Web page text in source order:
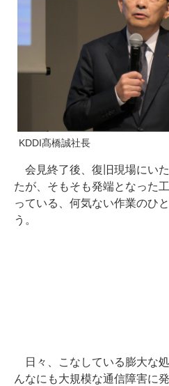
KDDI髙橋誠社長
会見終了後、復旧現場にい
たが、そもそも発端となった
っている、何気ない作業のひ
う。
日々、こなしている膨大な
んなにも大規模な通信障害に